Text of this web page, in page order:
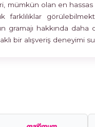
mümkün olan en
farklılıklar
gramajı hakkında
bir alışveriş deneyimi